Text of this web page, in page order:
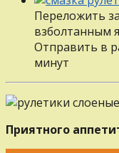
Переложить
взболтанным
Отправить в
минут
Приятного